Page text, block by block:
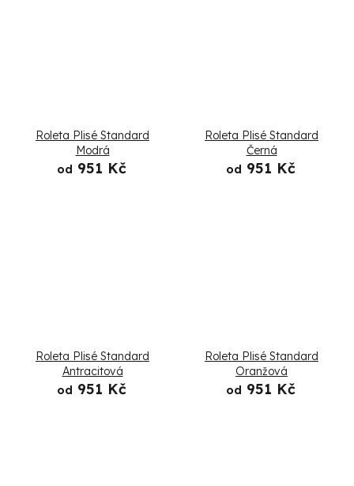
Roleta Plisé Standard
Modrá
od 951 Kč
Roleta Plisé Standard
Černá
od 951 Kč
Roleta Plisé Standard
Antracitová
od 951 Kč
Roleta Plisé Standard
Oranžová
od 951 Kč